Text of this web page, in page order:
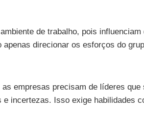
de trabalho, pois
direcionar os esforços do
empresas precisam de líderes que
incertezas. Isso exige habilidades